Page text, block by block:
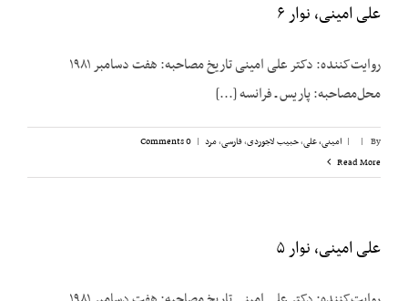
علی امینی، نوار ۶
روایت‌کننده: دکتر علی امینی تاریخ مصاحبه: هفت دسامبر ۱۹۸۱
محل‌مصاحبه: پاریس ـ فرانسه [...]
By
|
| امینی، علی,حبیب لاجوردی,فارسی,مرد |
0 Comments
Read More
علی امینی، نوار ۵